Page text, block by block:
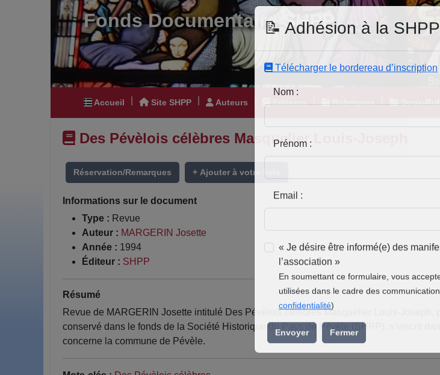
Fonds Documentaire SHPP
Accueil Site SHPP Auteurs Editeurs Rubriques Sous-
Des Pévèlois célèbres Masquelier Louis-Joseph
Réservation/Remarques + Ajouter à votre liste
Informations sur le document
Type : Revue
Auteur : MARGERIN Josette
Année : 1994
Éditeur : SHPP
Résumé
Revue de MARGERIN Josette intitulé Des Pévèlois célèbres Masquelier Louis-Joseph,
conservé dans le fonds de la Société Historique du Pays de Pévèle (SHPP), s’inscrit
concerne la commune de Pévèle.
📝 Adhésion à la SHPP
Nom :
Prénom :
Email :
« Je désire être informé(e) des
l’association »
En soumettant ce formulaire, vous
utilisées dans le cadre des
Envoyer Fermer